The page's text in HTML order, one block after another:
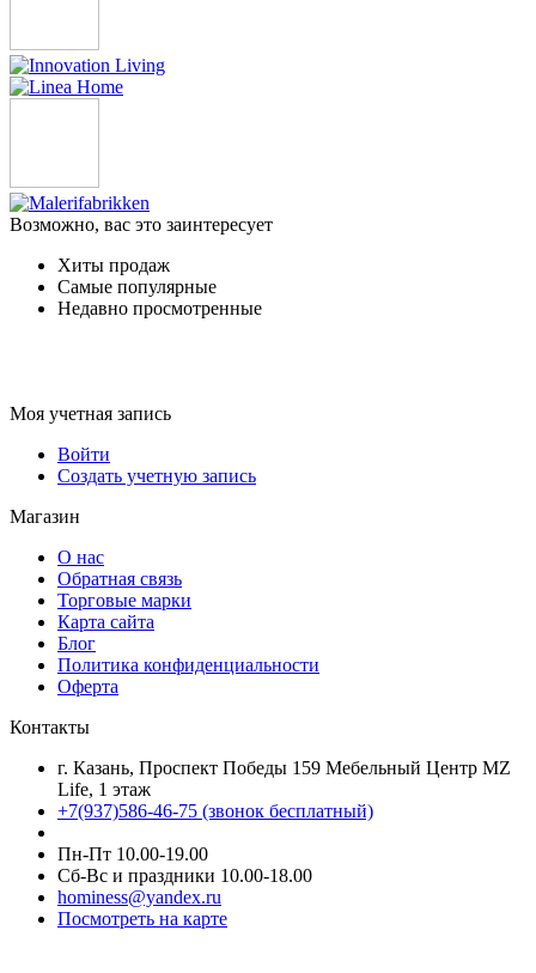
Возможно, вас это заинтересует
Хиты продаж
Самые популярные
Недавно просмотренные
Моя учетная запись
Войти
Создать учетную запись
Магазин
О нас
Обратная связь
Торговые марки
Карта сайта
Блог
Политика конфиденциальности
Оферта
Контакты
г. Казань, Проспект Победы 159 Мебельный Центр MZ
Life, 1 этаж
+7(937)586-46-75 (звонок бесплатный)
Пн-Пт 10.00-19.00
Сб-Вс и праздники 10.00-18.00
hominess@yandex.ru
Посмотреть на карте